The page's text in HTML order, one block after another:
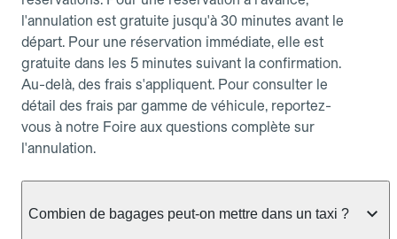
l'annulation est gratuite jusqu'à 30 minutes avant le
départ. Pour une réservation immédiate, elle est
gratuite dans les 5 minutes suivant la confirmation.
Au-delà, des frais s'appliquent. Pour consulter le
détail des frais par gamme de véhicule, reportez-
vous à notre Foire aux questions complète sur
l'annulation.
Combien de bagages peut-on mettre dans un taxi ?